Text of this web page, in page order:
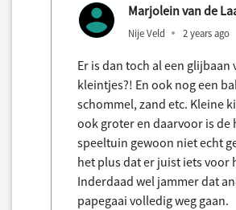
Marjolein van de
Nije Veld 2 years ago
Er is dan toch al een glijbaan
kleintjes?! En ook nog een
schommel, zand etc. Kleine
ook groter en daarvoor is de
speeltuin gewoon niet echt
het plus dat er juist iets voor
Inderdaad wel jammer dat
papegaai volledig weg gaan.